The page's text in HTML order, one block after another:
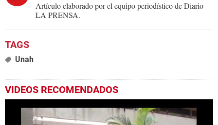
Artículo elaborado por el equipo periodístico de Diario
LA PRENSA.
Unah
VIDEOS RECOMENDADOS